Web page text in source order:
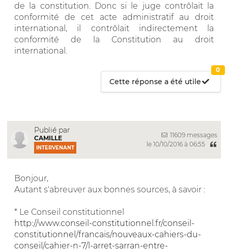
de la constitution. Donc si le juge contrôlait la
conformité de cet acte administratif au droit
international, il contrôlait indirectement la
conformité de la Constitution au droit
international.
Cette réponse a été utile
0
Publié par
CAMILLE
INTERVENANT
11609 messages
le 10/10/2016 à 06:55
Bonjour,
Autant s'abreuver aux bonnes sources, à savoir :
* Le Conseil constitutionnel
http://www.conseil-constitutionnel.fr/conseil-
constitutionnel/francais/nouveaux-cahiers-du-
conseil/cahier-n-7/l-arret-sarran-entre-